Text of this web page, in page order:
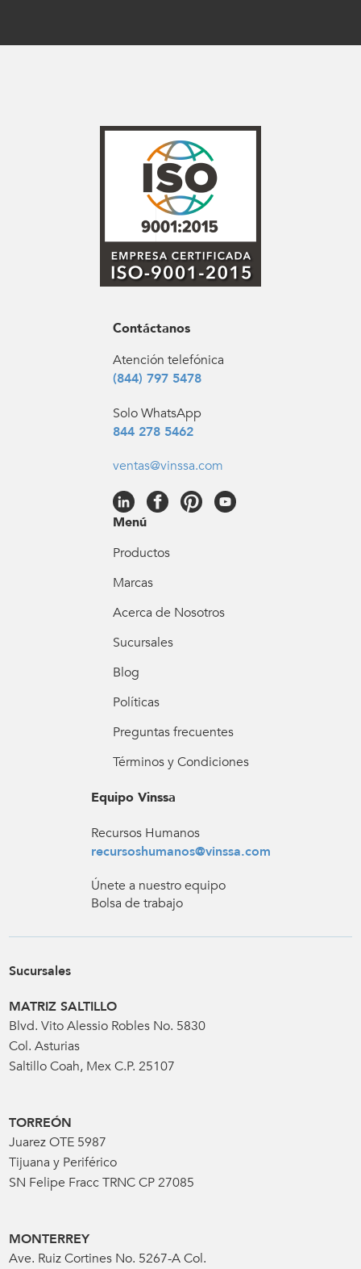
Contáctanos
Atención telefónica
(844) 797 5478
Solo WhatsApp
844 278 5462
ventas@vinssa.com
Menú
Productos
Marcas
Acerca de Nosotros
Sucursales
Blog
Políticas
Preguntas frecuentes
Términos y Condiciones
Equipo Vinssa
Recursos Humanos
recursoshumanos@vinssa.com
Únete a nuestro equipo
Bolsa de trabajo
Sucursales
MATRIZ SALTILLO
Blvd. Vito Alessio Robles No. 5830
Col. Asturias
Saltillo Coah, Mex C.P. 25107
TORREÓN
Juarez OTE 5987
Tijuana y Periférico
SN Felipe Fracc TRNC CP 27085
MONTERREY
Ave. Ruiz Cortines No. 5267-A Col.